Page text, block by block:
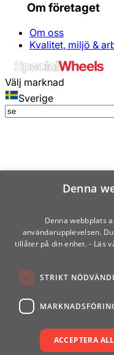
Om företaget
Om oss
Kvalitet, miljö &
Välj marknad
Sverige
Denna
Denna webbplats
användarupplevelsen.
tillåter på din enhet. - Läs
STRIKT
ACCEPTERA